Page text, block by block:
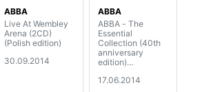
ABBA
Live At Wembley
Arena (2CD)
(Polish edition)
30.09.2014
ABBA
ABBA - The
Essential
Collection (40th
anniversary
edition)
17.06.2014